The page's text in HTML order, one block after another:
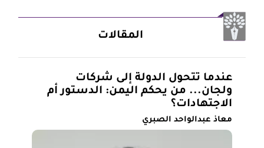
المقالات
عندما تتحول الدولة إلى شركات
ولجان... من يحكم اليمن: الدستور أم
الاجتهادات؟
معاذ عبدالواحد الصبري